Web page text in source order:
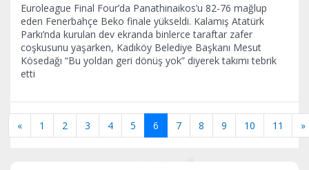
Euroleague Final Four’da Panathinaikos’u 82-76 mağlup
eden Fenerbahçe Beko finale yükseldi. Kalamış Atatürk
Parkı’nda kurulan dev ekranda binlerce taraftar zafer
coşkusunu yaşarken, Kadıköy Belediye Başkanı Mesut
Kösedağı “Bu yoldan geri dönüş yok” diyerek takımı tebrik
etti
« 1 2 3 4 5 6 7 8 9 10 11 »